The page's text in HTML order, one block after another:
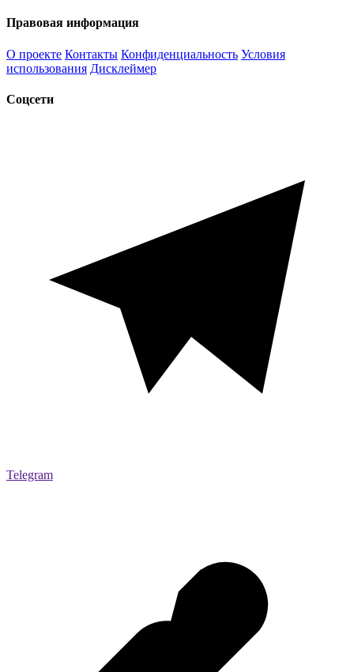
Правовая информация
О проекте Контакты Конфиденциальность Условия
использования Дисклеймер
Соцсети
Telegram